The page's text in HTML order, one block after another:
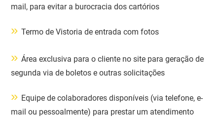
mail, para evitar a burocracia dos cartórios
»Termo de Vistoria de entrada com fotos
»Área exclusiva para o cliente no site para geração de
segunda via de boletos e outras solicitações
» Equipe de colaboradores disponíveis (via telefone, e-
mail ou pessoalmente) para prestar um atendimento